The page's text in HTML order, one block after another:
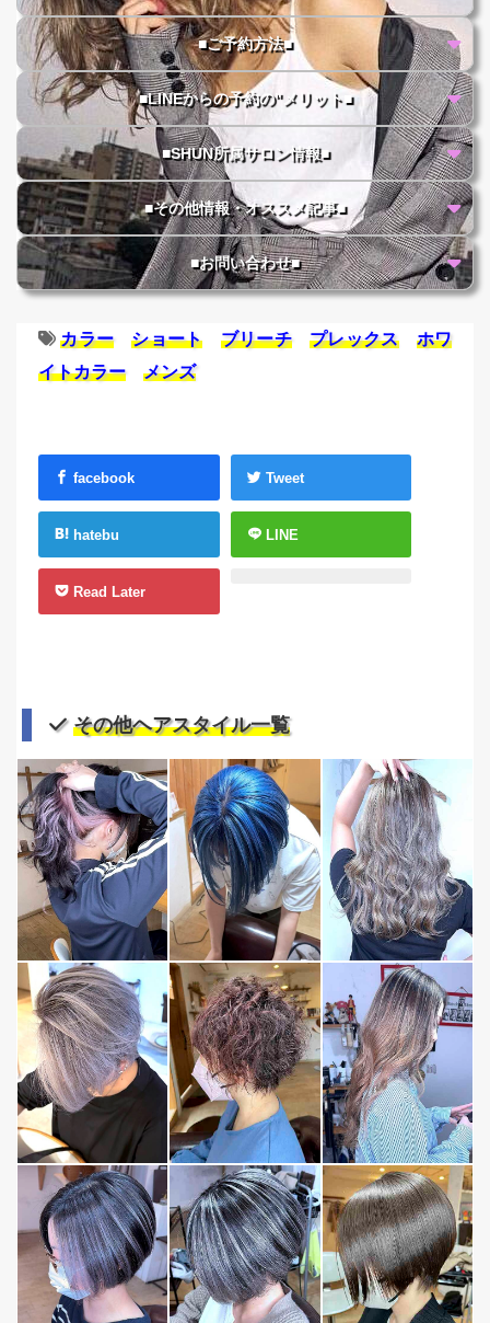
■ご予約方法■
■LINEからの予約の"メリット■
■SHUN所属サロン情報■
■その他情報・オススメ記事■
■お問い合わせ■
カラー ショート ブリーチ プレックス
ホワ
イトカラー
メンズ
facebook Tweet
hatebu LINE
Read Later
その他ヘアスタイル一覧